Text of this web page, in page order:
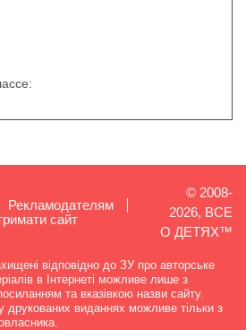
Рекламодателям
сайт
© 2008-
2026, ВСЕ
О ДЕТЯХ™
відповідно до ЗУ про авторське
в Інтернеті можливе лише з
та вказівкою назви сайту.
друкованих виданнях можливе тільки з